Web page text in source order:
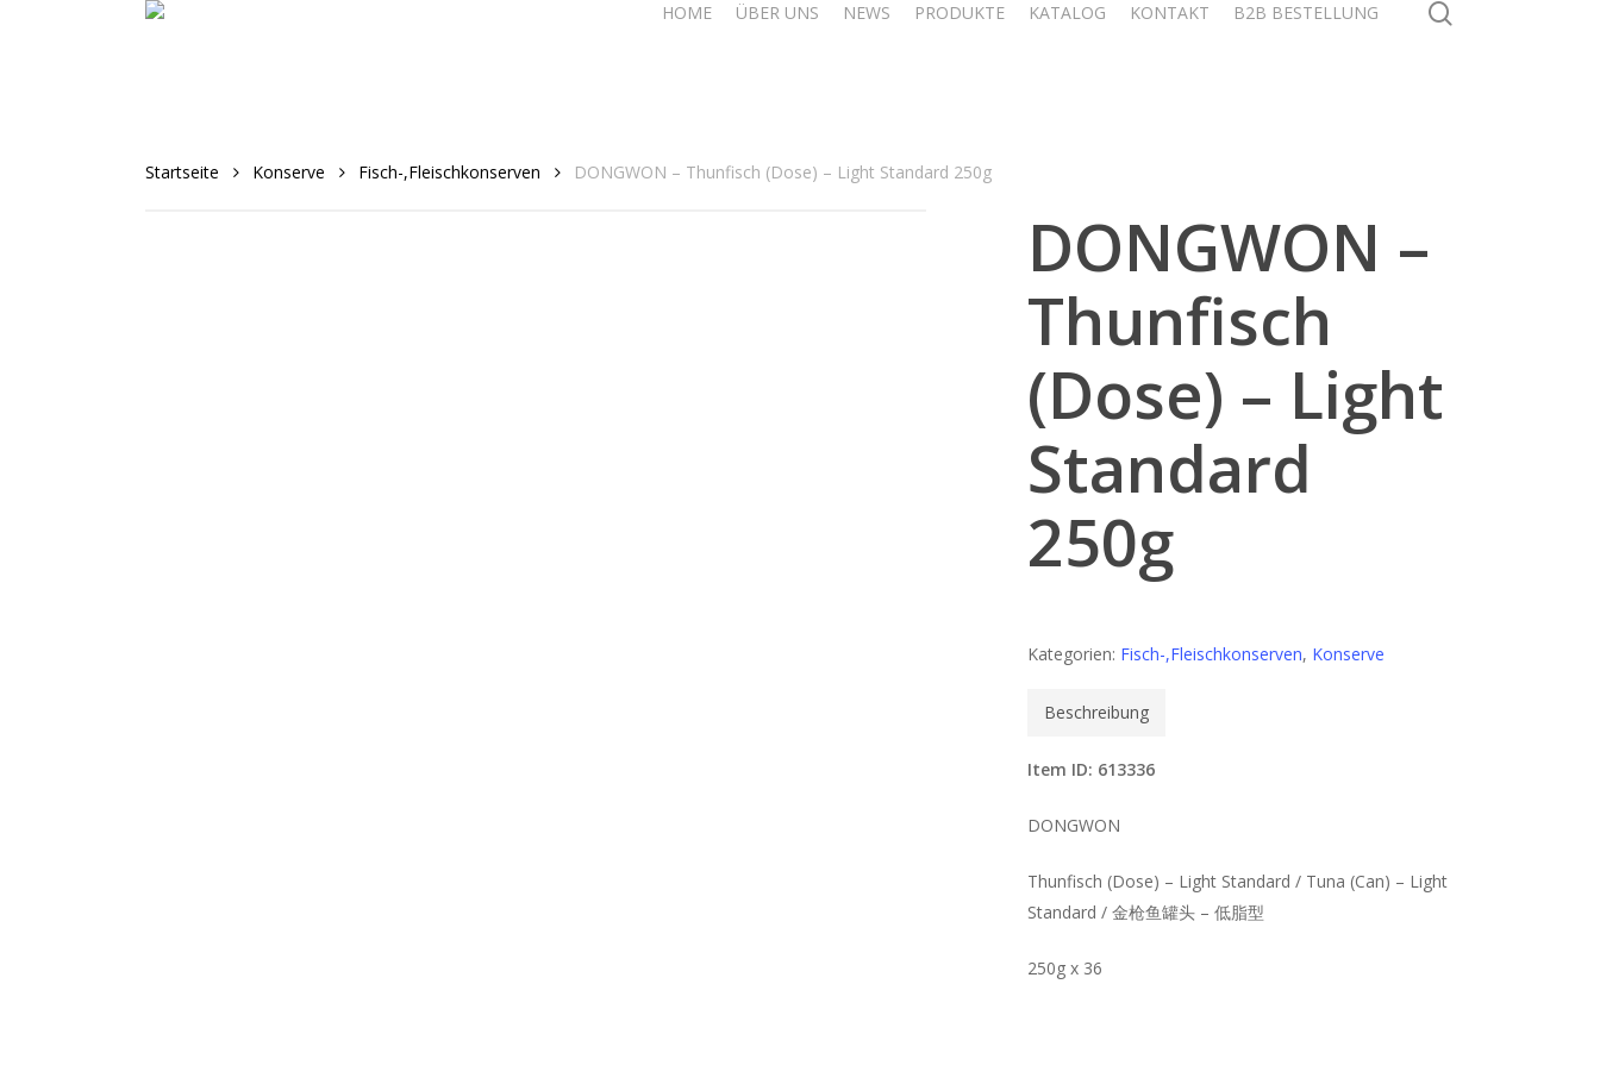
HOME ÜBER UNS NEWS PRODUKTE KATALOG KONTAKT B2B BESTELLUNG
Startseite Konserve Fisch-,Fleischkonserven DONGWON – Thunfisch (Dose) – Light Standard 250g
DONGWON –
Thunfisch
(Dose) – Light
Standard
250g
Kategorien: Fisch-,Fleischkonserven, Konserve
Beschreibung
Item ID: 613336
DONGWON
Thunfisch (Dose) – Light Standard / Tuna (Can) – Light
Standard / 金枪鱼罐头 – 低脂型
250g x 36